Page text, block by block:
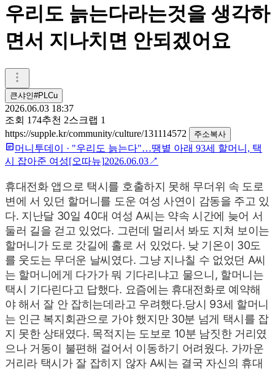
우리도 늙는다라는것을 생각하
면서 지나치면 안되겠어요
큰샤인#PLCu
2026.06.03 18:37
조회 174추천 2스크랩 1
https://supple.kr/community/culture/131114572
주소복사
머니투데이 · "우리도 늙는다"…땡볕 아래 93세 할머니, 택
시 잡아준 여성[오따뉴]2026.06.03↗
휴대전화 앱으로 택시를 호출하지 못해 무더위 속 도로
변에 서 있던 할머니를 도운 여성 사연이 감동을 주고 있
다. 지난달 30일 40대 여성 A씨는 약속 시간에 늦어 서
둘러 길을 걷고 있었다. 그런데 멀리서 봐도 지쳐 보이는
할머니가 도로 갓길에 홀로 서 있었다. 낮 기온이 30도
를 웃도는 무더운 날씨였다. 그냥 지나칠 수 없었던 A씨
는 할머니에게 다가가 뭐 기다리냐고 물으니, 할머니는
택시 기다린다고 답했다. 요즘에는 휴대전화로 예약해
야 해서 잘 안 잡히는데라고 우려했다.당시 93세 할머니
는 인근 복지회관으로 가야 했지만 30분 넘게 택시를 잡
지 못한 상태였다. 목적지는 도보로 10분 남짓한 거리였
으나 거동이 불편해 걸어서 이동하기 어려웠다. 가까운
거리라 택시가 잘 잡히지 않자 A씨는 결국 자신의 휴대